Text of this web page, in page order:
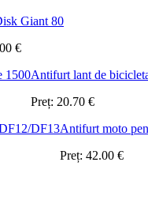
Giant 80
€
Antifurt lant de
Preț: 20.70 €
Antifurt moto
Preț: 42.00 €